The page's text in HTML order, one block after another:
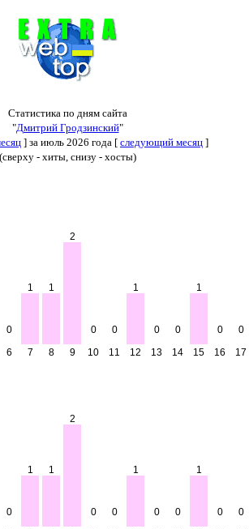
Статистика по дням сайта
"Дмитрий Гродзинский"
] за июль 2026 года [ следующий месяц ]
(сверху - хиты, снизу - хосты)
0
6
1
7
1
8
2
9
0
10
0
11
1
12
0
13
0
14
1
15
0
16
0
17
0
1 1
2
0
0
1
0
0
1
0
0